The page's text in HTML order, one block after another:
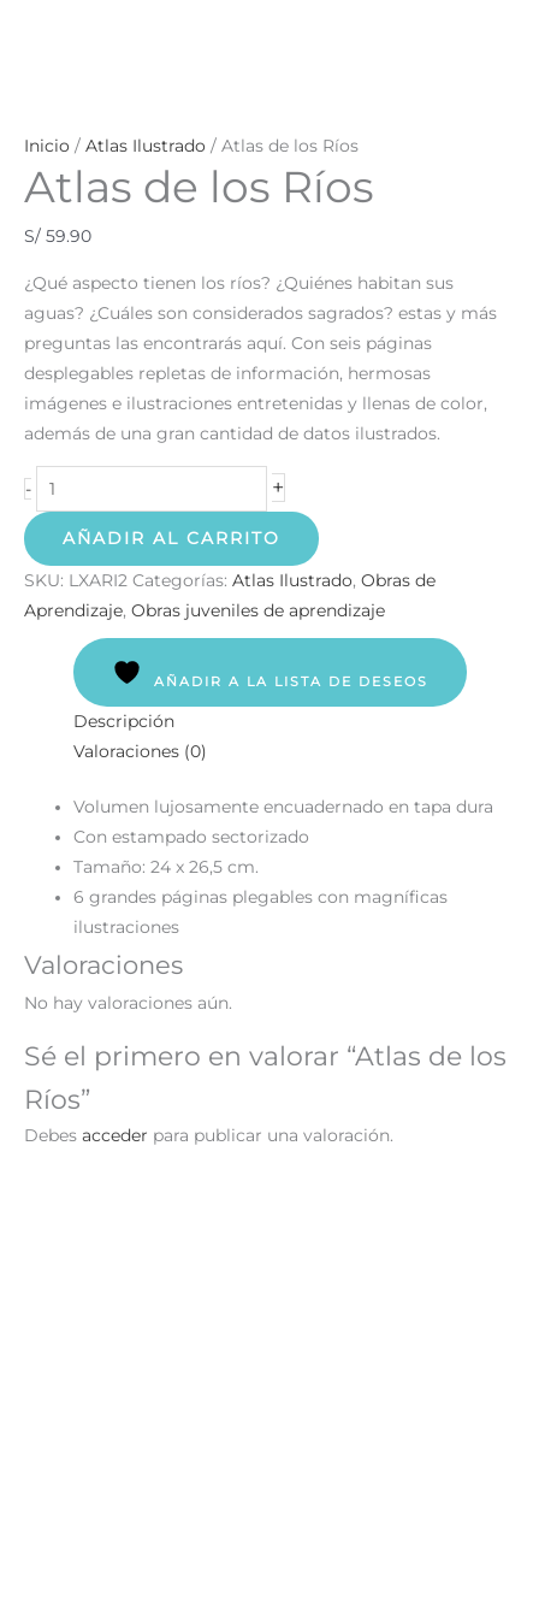
Inicio / Atlas Ilustrado / Atlas de los Ríos
Atlas de los Ríos
S/ 59.90
¿Qué aspecto tienen los ríos? ¿Quiénes habitan sus
aguas? ¿Cuáles son considerados sagrados? estas y más
preguntas las encontrarás aquí. Con seis páginas
desplegables repletas de información, hermosas
imágenes e ilustraciones entretenidas y llenas de color,
además de una gran cantidad de datos ilustrados.
- +
AÑADIR AL CARRITO
SKU: LXARI2 Categorías: Atlas Ilustrado, Obras de
Aprendizaje, Obras juveniles de aprendizaje
AÑADIR A LA LISTA DE DESEOS
Descripción
Valoraciones (0)
Volumen lujosamente encuadernado en tapa dura
Con estampado sectorizado
Tamaño: 24 x 26,5 cm.
6 grandes páginas plegables con magníficas
ilustraciones
Valoraciones
No hay valoraciones aún.
Sé el primero en valorar “Atlas de los
Ríos”
Debes acceder para publicar una valoración.